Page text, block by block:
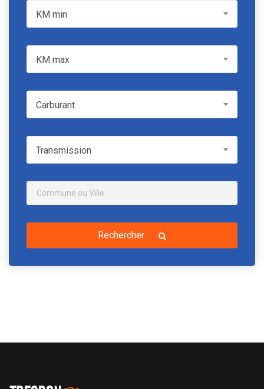
KM min
KM max
CarburantCarburant
TransmissionTransmission
Rechercher